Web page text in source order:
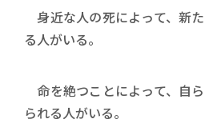
身近な人の死によって、新
る人がいる。
命を絶つことによって、自
られる人がいる。